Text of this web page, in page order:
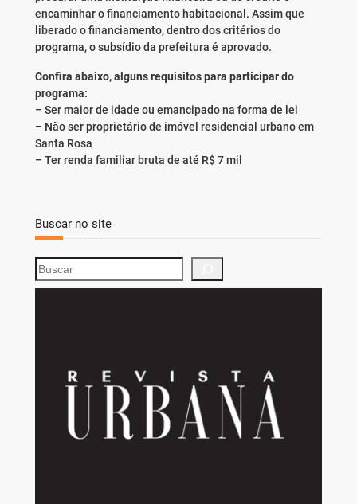
encaminhar o financiamento habitacional. Assim que
liberado o financiamento, dentro dos critérios do
programa, o subsídio da prefeitura é aprovado.
Confira abaixo, alguns requisitos para participar do
programa:
– Ser maior de idade ou emancipado na forma de lei
– Não ser proprietário de imóvel residencial urbano em
Santa Rosa
– Ter renda familiar bruta de até R$ 7 mil
Buscar no site
S
e